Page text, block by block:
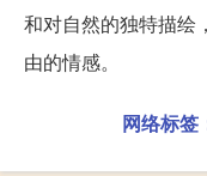
和对自然的独特描绘
由的情感。
网络标签